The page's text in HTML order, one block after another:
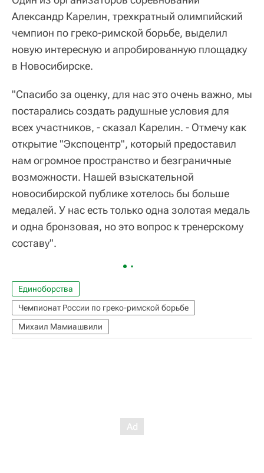
Александр Карелин, трехкратный олимпийский
чемпион по греко-римской борьбе, выделил
новую интересную и апробированную площадку
в Новосибирске.
"Спасибо за оценку, для нас это очень важно, мы
постарались создать радушные условия для
всех участников, - сказал Карелин. - Отмечу как
открытие "Экспоцентр", который предоставил
нам огромное пространство и безграничные
возможности. Нашей взыскательной
новосибирской публике хотелось бы больше
медалей. У нас есть только одна золотая медаль
и одна бронзовая, но это вопрос к тренерскому
составу".
Единоборства
Чемпионат России по греко-римской борьбе
Михаил Мамиашвили